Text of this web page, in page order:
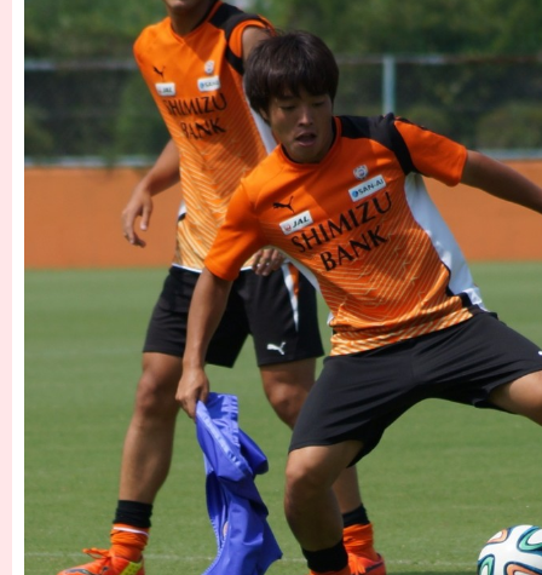
［3217号］最高の景色へ出国
［3218号］WEEKLY EG SELECTION
［3219号］特別な覇者へ 大逆転か連破か
［3220号］伝説の王者、黄金のシャーレ